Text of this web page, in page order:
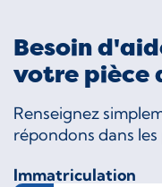
Besoin
votre pièce
Renseignez
répondons dans
Immatriculation